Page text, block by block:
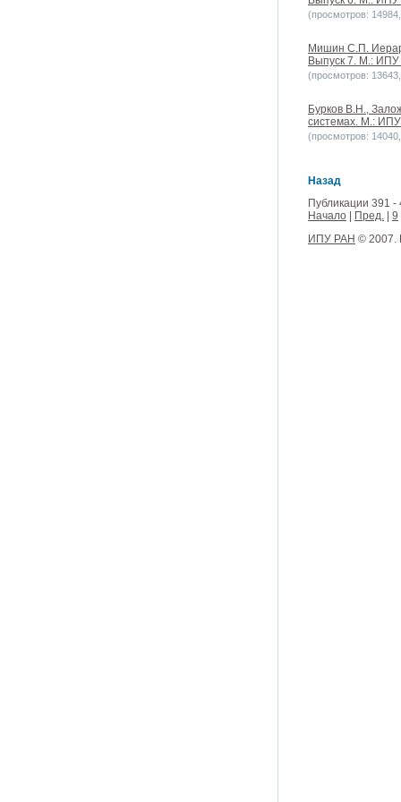
(просмотров:
Мишин С.П.
Выпуск 7. М.:
(просмотров:
Бурков В.Н.,
системах. М.:
(просмотров:
Назад
Публикации 391 -
Начало
Пред.
9
ИПУ РАН © 2007.